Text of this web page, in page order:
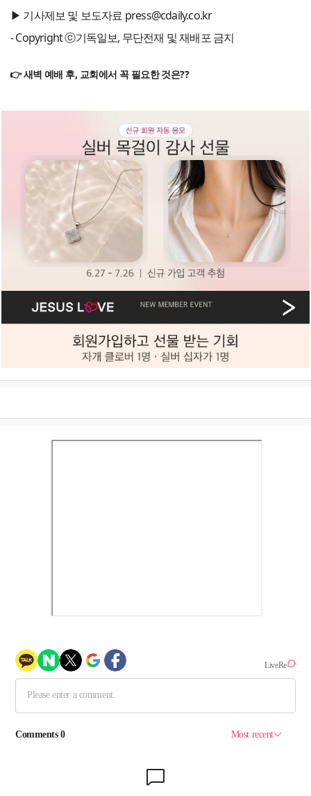
▶ 기사제보 및 보도자료 press@cdaily.co.kr
- Copyright ⓒ기독일보, 무단전재 및 재배포 금지
👉 새벽 예배 후, 교회에서 꼭 필요한 것은??